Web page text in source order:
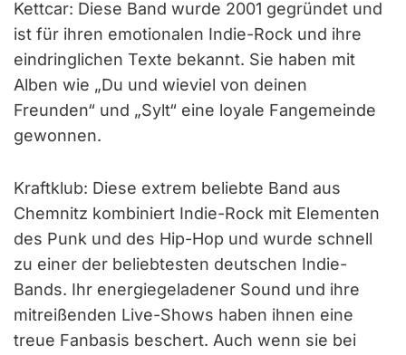
Kettcar: Diese Band wurde 2001 gegründet und
ist für ihren emotionalen Indie-Rock und ihre
eindringlichen Texte bekannt. Sie haben mit
Alben wie „Du und wieviel von deinen
Freunden“ und „Sylt“ eine loyale Fangemeinde
gewonnen.
Kraftklub: Diese extrem beliebte Band aus
Chemnitz kombiniert Indie-Rock mit Elementen
des Punk und des Hip-Hop und wurde schnell
zu einer der beliebtesten deutschen Indie-
Bands. Ihr energiegeladener Sound und ihre
mitreißenden Live-Shows haben ihnen eine
treue Fanbasis beschert. Auch wenn sie bei